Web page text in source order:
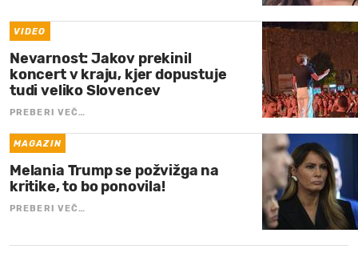
VIDEO
Nevarnost: Jakov prekinil
koncert v kraju, kjer dopustuje
tudi veliko Slovencev
PREBERI VEČ…
MAGAZIN
Melania Trump se požvižga na
kritike, to bo ponovila!
PREBERI VEČ…